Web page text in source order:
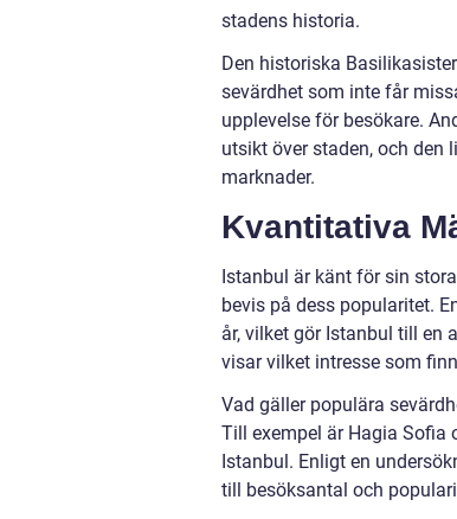
stadens historia.
Den historiska
sevärdhet som inte får
upplevelse för besökare.
utsikt över staden, och den
marknader.
Kvantitativa
Istanbul är känt för sin
bevis på dess popularitet.
år, vilket gör Istanbul till en
visar vilket intresse som
Vad gäller populära
Till exempel är Hagia Sofia
Istanbul. Enligt en
till besöksantal och